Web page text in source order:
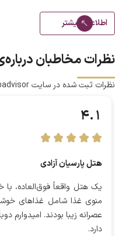
اطلاعات بیشتر
اولین و بزرگترین زنجیره
نظرات مخاطبان درباره‌ی ۲۰ هتل
نظرات ثبت شده در سایت tripadvisor
4.1
هتل پارسیان آزادی
یک هتل واقعاً فوق‌العاده، با
منوی غذا شامل غذاهای
عصرانه زیبا بودند. امیدوارم
دارد.